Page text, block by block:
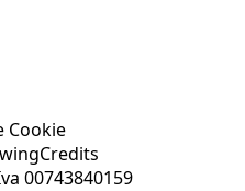
Cookie
Credits
00743840159